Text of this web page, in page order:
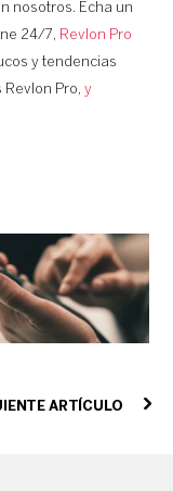
nosotros. Echa un
24/7, Revlon Pro
y tendencias
Pro, y
ARTÍCULO